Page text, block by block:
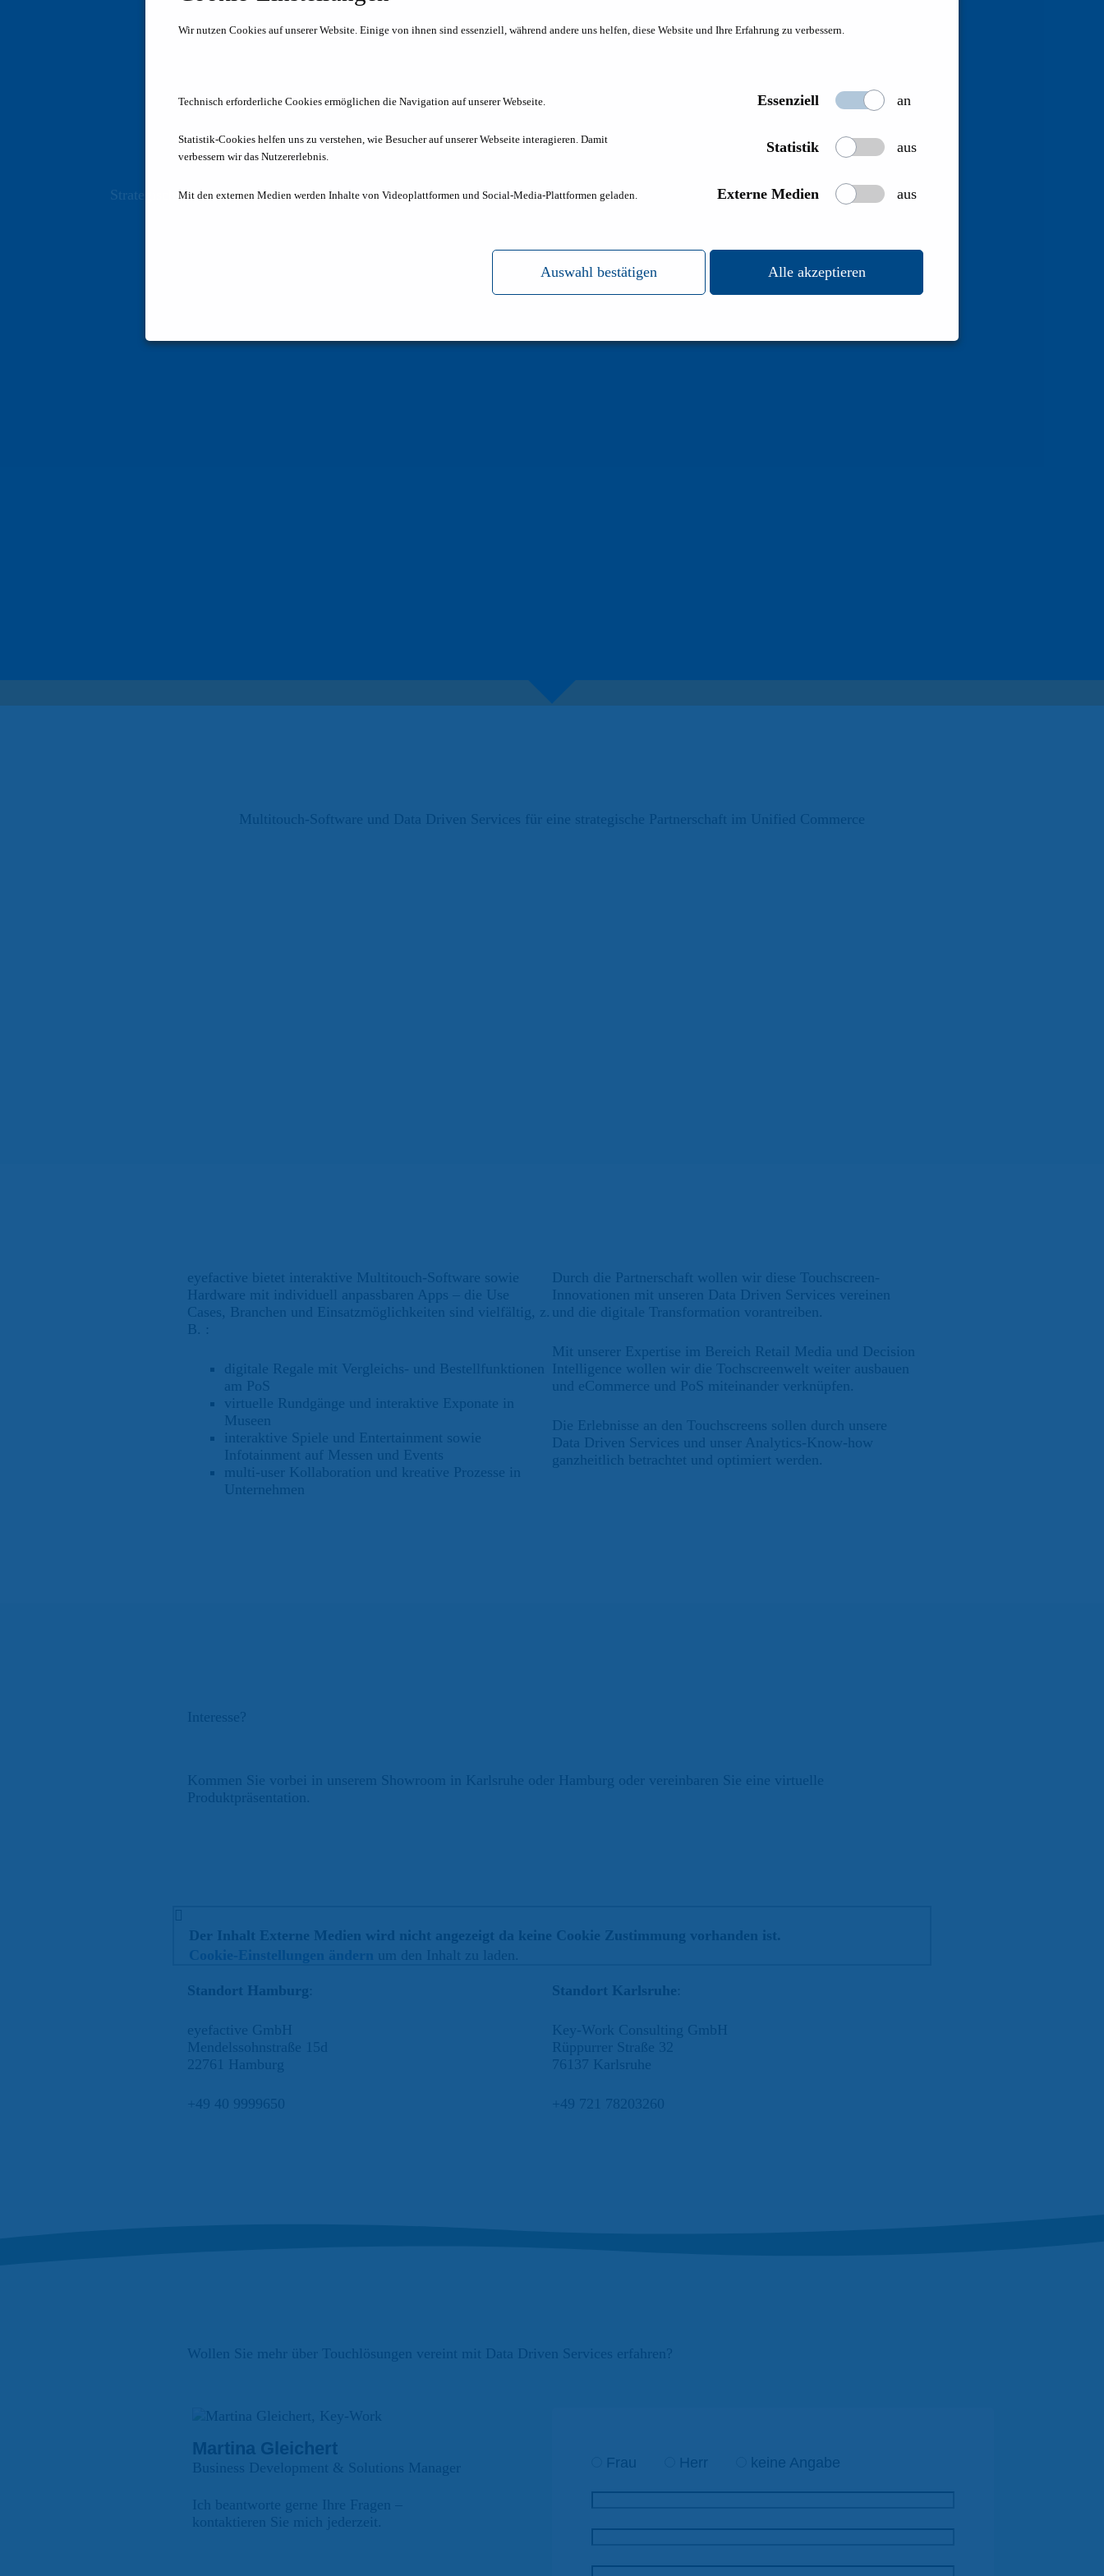
Strategische Allianz mit eyefactive
Multitouch-Software und Data Driven Services für eine strategische Partnerschaft im Unified Commerce
eyefactive bietet interaktive Multitouch-Software sowie
Hardware mit individuell anpassbaren Apps – die Use
Cases, Branchen und Einsatzmöglichkeiten sind vielfältig, z.
B. :
digitale Regale mit Vergleichs- und Bestellfunktionen
am PoS
virtuelle Rundgänge und interaktive Exponate in
Museen
interaktive Spiele und Entertainment sowie
Infotainment auf Messen und Events
multi-user Kollaboration und kreative Prozesse in
Unternehmen
Durch die Partnerschaft wollen wir diese Touchscreen-
Innovationen mit unseren Data Driven Services vereinen
und die digitale Transformation vorantreiben.
Mit unserer Expertise im Bereich Retail Media und Decision
Intelligence wollen wir die Tochscreenwelt weiter ausbauen
und eCommerce und PoS miteinander verknüpfen.
Die Erlebnisse an den Touchscreens sollen durch unsere
Data Driven Services und unser Analytics-Know-how
ganzheitlich betrachtet und optimiert werden.
Interesse?
Kommen Sie vorbei in unserem Showroom in Karlsruhe oder Hamburg oder vereinbaren Sie eine virtuelle
Produktpräsentation.
Der Inhalt Externe Medien wird nicht angezeigt da keine Cookie Zustimmung vorhanden ist.
Cookie-Einstellungen ändern
um den Inhalt zu laden.
Standort Hamburg
eyefactive GmbH
Mendelssohnstraße 15d
22761 Hamburg
+49 40 9999650
Standort Karlsruhe
Key-Work Consulting GmbH
Rüppurrer Straße 32
76137 Karlsruhe
+49 721 78203260
Wollen Sie mehr über Touchlösungen vereint mit Data Driven Services erfahren?
Martina Gleichert
Business Development & Solutions Manager
Ich beantworte gerne Ihre Fragen –
kontaktieren Sie mich jederzeit.
Frau Herr keine Angabe
Wir nutzen Cookies auf unserer Website. Einige von ihnen sind essenziell, während andere uns helfen, diese Website und Ihre Erfahrung zu verbessern.
Technisch erforderliche Cookies ermöglichen die Navigation auf unserer Webseite. Essenziell an
Statistik-Cookies helfen uns zu verstehen, wie Besucher auf unserer Webseite interagieren. Damit
verbessern wir das Nutzererlebnis.
Statistik aus
Mit den externen Medien werden Inhalte von Videoplattformen und Social-Media-Plattformen geladen. Externe Medien aus
Auswahl bestätigen Alle akzeptieren